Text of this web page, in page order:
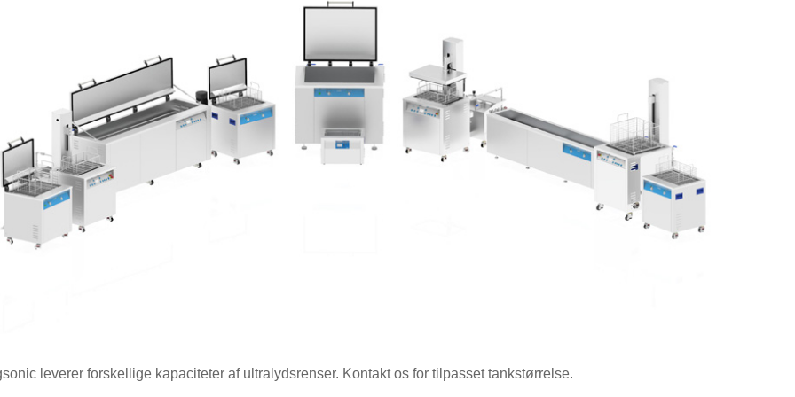
leverer forskellige kapaciteter af ultralydsrenser. Kontakt os for tilpasset tankstørrelse.